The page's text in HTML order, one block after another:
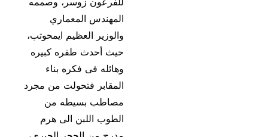
المهندس المعماري
والوزير العظيم ايمحوتب،
حيث أحدث طفره كبيره
وهائله فى فكره بناء
المقابر فتحولت من مجرد
مصاطب بسيطه من
الطوب اللبن الى هرم